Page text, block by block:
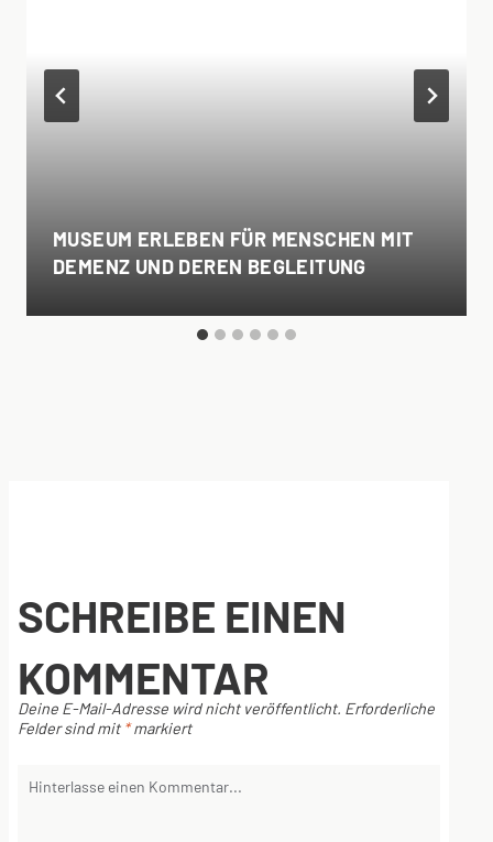
MUSEUM ERLEBEN FÜR MENSCHEN MIT
DEMENZ UND DEREN BEGLEITUNG
SCHREIBE EINEN
KOMMENTAR
Deine E-Mail-Adresse wird nicht veröffentlicht. Erforderliche
Felder sind mit *markiert